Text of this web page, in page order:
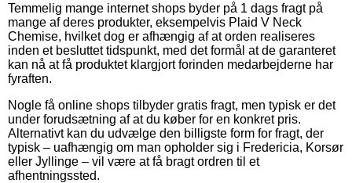
Temmelig mange internet shops byder på 1 dags fragt på
mange af deres produkter, eksempelvis Plaid V Neck
Chemise, hvilket dog er afhængig af at orden realiseres
inden et besluttet tidspunkt, med det formål at de garanteret
kan nå at få produktet klargjort forinden medarbejderne har
fyraften.
Nogle få online shops tilbyder gratis fragt, men typisk er det
under forudsætning af at du køber for en konkret pris.
Alternativt kan du udvælge den billigste form for fragt, der
typisk – uafhængig om man opholder sig i Fredericia, Korsør
eller Jyllinge – vil være at få bragt ordren til et
afhentningssted.